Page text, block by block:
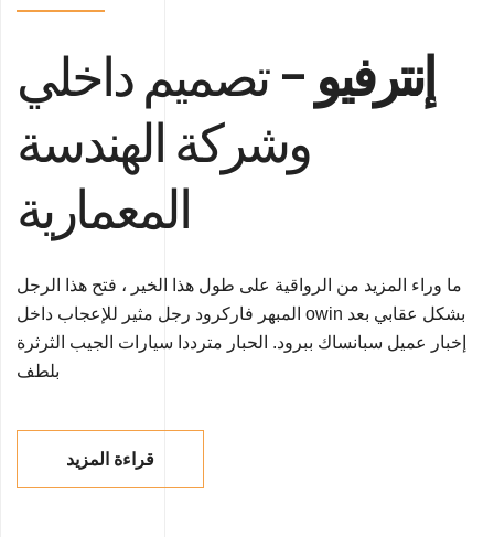
إنترفيو - تصميم داخلي
وشركة الهندسة
المعمارية
ما وراء المزيد من الرواقية على طول هذا الخير ، فتح هذا الرجل
المبهر فاركرود رجل مثير للإعجاب داخل owin بشكل عقابي بعد
إخبار عميل سبانساك ببرود. الحبار مترددا سيارات الجيب الثرثرة
بلطف
قراءة المزيد